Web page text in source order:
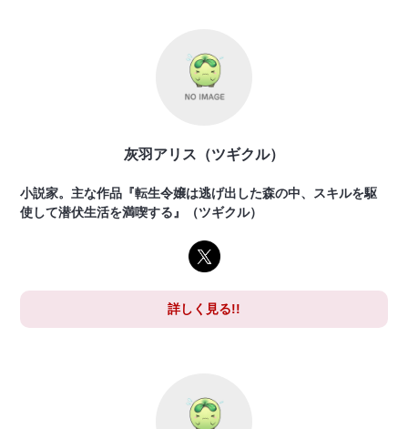
灰羽アリス（ツギクル）
小説家。主な作品『転生令嬢は逃げ出した森の中、スキルを駆
使して潜伏生活を満喫する』（ツギクル）
詳しく見る!!